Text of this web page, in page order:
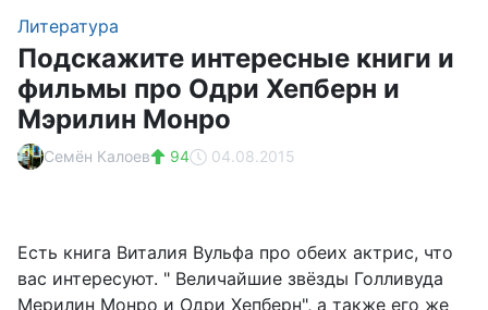
Литература
Подскажите интересные книги и
фильмы про Одри Хепберн и
Мэрилин Монро
Семён Калоев 94 04.08.2015
Есть книга Виталия Вульфа про обеих актрис, что
вас интересуют. " Величайшие звёзды Голливуда
Мерилин Монро и Одри Хепберн", а также его же